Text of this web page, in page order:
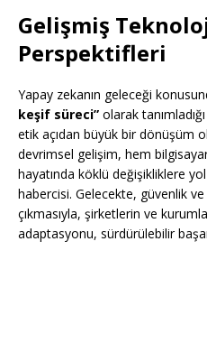
Gelişmiş
Perspektifleri
Yapay zekanın geleceği
keşif süreci” olarak
etik açıdan büyük bir dönüşüm
devrimsel gelişim, hem
hayatında köklü değişikliklere
habercisi. Gelecekte, güvenlik
çıkmasıyla, şirketlerin ve
adaptasyonu, sürdürülebilir